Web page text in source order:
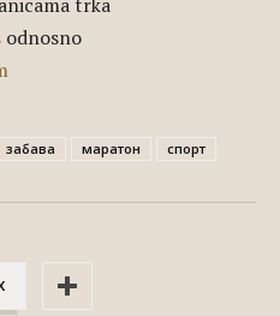
odnosno
забава маратон спорт